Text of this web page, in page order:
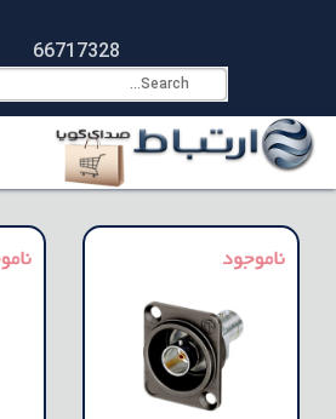
66717328